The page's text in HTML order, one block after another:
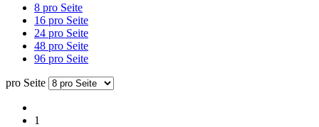
8 pro Seite
16 pro Seite
24 pro Seite
48 pro Seite
96 pro Seite
pro Seite
1